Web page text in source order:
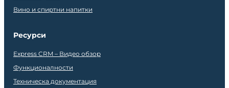
Вино и спиртни напитки
Ресурси
Express CRM – Видео обзор
Функционалности
Техническа документация